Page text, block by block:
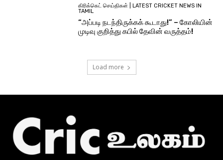
கிரிக்கெட் செய்திகள் | LATEST CRICKET NEWS IN
TAMIL
“அப்படி நடந்திருக்கக் கூடாது!” – கோலியின்
முடிவு குறித்து கபில் தேவின் வருத்தம்!
Load more